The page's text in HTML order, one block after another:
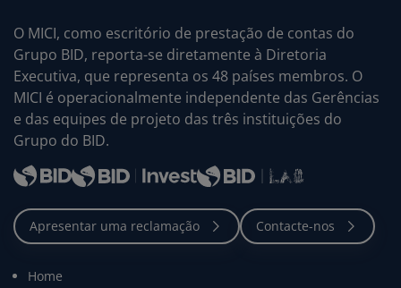
O MICI, como escritório de prestação de contas do
Grupo BID, reporta-se diretamente à Diretoria
Executiva, que representa os 48 países membros. O
MICI é operacionalmente independente das Gerências
e das equipes de projeto das três instituições do
Grupo do BID.
Home